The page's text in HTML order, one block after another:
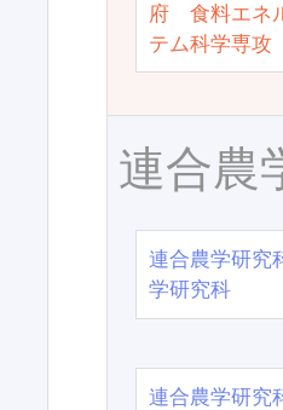
府 食料エネ
テム科学専攻
連合農
連合農学研
学研究科
連合農学研